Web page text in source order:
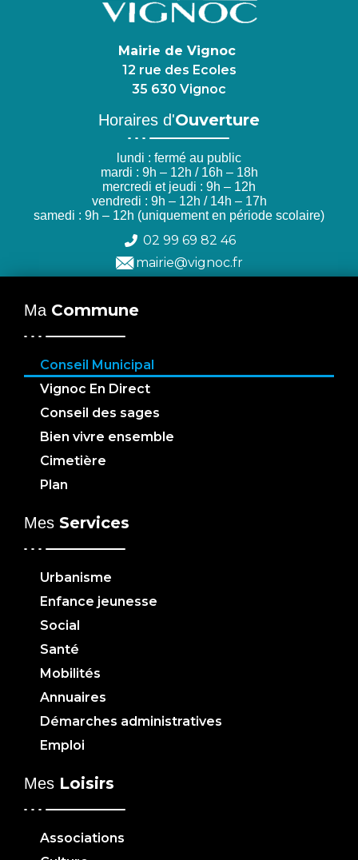
Mairie de Vignoc
12 rue des Ecoles
35 630 Vignoc
Horaires d'Ouverture
lundi : fermé au public
mardi : 9h – 12h / 16h – 18h
mercredi et jeudi : 9h – 12h
vendredi : 9h – 12h / 14h – 17h
samedi : 9h – 12h (uniquement en période scolaire)
02 99 69 82 46
mairie@vignoc.fr
Ma Commune
Conseil Municipal
Vignoc En Direct
Conseil des sages
Bien vivre ensemble
Cimetière
Plan
Mes Services
Urbanisme
Enfance jeunesse
Social
Santé
Mobilités
Annuaires
Démarches administratives
Emploi
Mes Loisirs
Associations